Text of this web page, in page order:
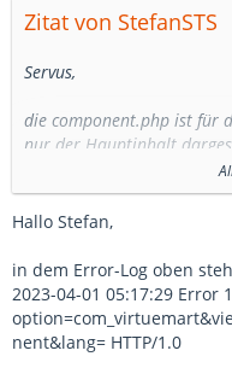
Zitat von StefanSTS
Servus,
die component.php ist für
nur der Hauptinhalt
Popups für AGB,
Natürlich sollte die
verwendet. Meistens muss
Ich wüsste nicht, was die
Bestellmails zu tun haben
Hallo Stefan,
in dem Error-Log oben
2023-04-01 05:17:29 Error
nent&lang= HTTP/1.0